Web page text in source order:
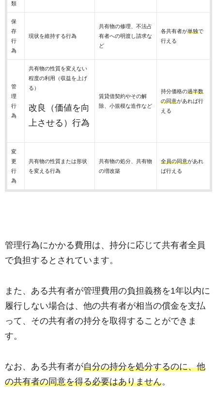
類
保
存
行
為
現状を維持する行為
共有物の修理、不法占
有者への明渡し請求な
ど
各共有者が単独で
行える
管
理
行
為
共有物の性質を変えない
程度の利用（収益を上げ
る）
改良（価値を向
上させる）行為
賃貸借契約やその解
除、小規模な造作など
持分価格の過半数
の同意があれば行
える
変
更
行
為
共有物の性質または形状
を変える行為
共有物の処分、共有物
の増改築
全員の同意があれ
ば行える
管理行為にかかる費用は、持分に応じて共有者全員
で負担するとされています。
また、ある共有者が管理費用の負担義務を1年以内に
履行しない場合は、他の共有者が相当の償金を支払
って、その共有者の持分を取得することができま
す。
なお、ある共有者が自分の持分を処分するのに、他
の共有者の同意を得る必要はありません。